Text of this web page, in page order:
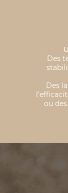
Des
Des
ou